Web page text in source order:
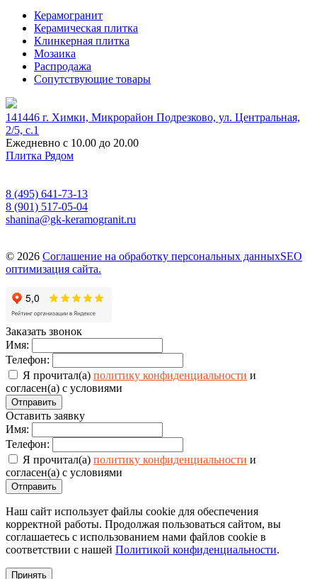
Керамогранит
Керамическая плитка
Клинкерная плитка
Мозаика
Распродажа
Сопутствующие товары
141446 г. Химки, Микрорайон Подрезково, ул. Центральная,
2/5, c.1
Ежедневно с 10.00 до 20.00
Плитка Рядом
8 (495) 641-73-13
8 (901) 517-05-04
shanina@gk-keramogranit.ru
© 2026 Соглашение на обработку персональных данныхSEO
оптимизация сайта.
Заказать звонок
Имя:
Телефон:
Я прочитал(а) политику конфиденциальности и
согласен(а) с условиями
Отправить
Оставить заявку
Имя:
Телефон:
Я прочитал(а) политику конфиденциальности и
согласен(а) с условиями
Отправить
Наш сайт использует файлы cookie для обеспечения
корректной работы. Продолжая пользоваться сайтом, вы
соглашаетесь с использованием нами файлов cookie в
соответствии с нашей Политикой конфиденциальности.
Принять